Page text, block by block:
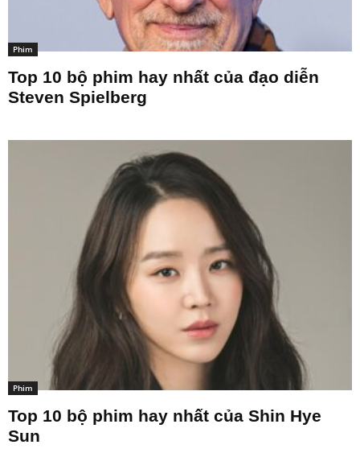
Phim
Top 10 bộ phim hay nhất của đạo diễn
Steven Spielberg
Phim
Top 10 bộ phim hay nhất của Shin Hye
Sun